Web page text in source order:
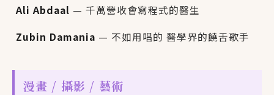
Ali Abdaal — 千萬營收會寫程式的醫生
Zubin Damania — 不如用唱的 醫學界的饒舌歌手
漫畫 / 攝影 / 藝術